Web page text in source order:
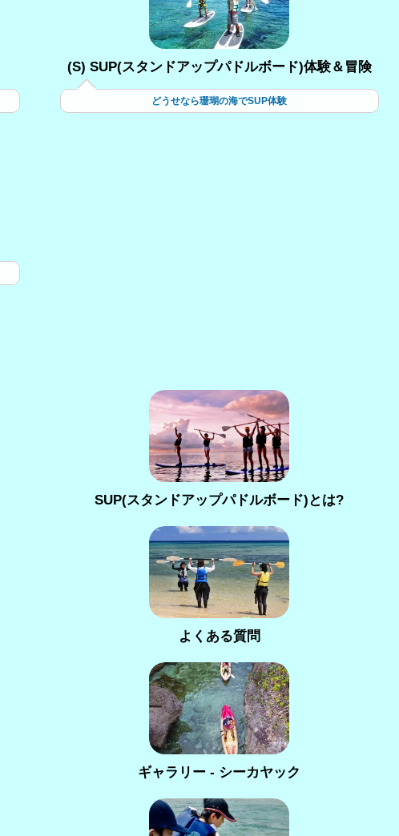
(S) SUP(スタンドアップパドルボード)体験＆冒険
どうせなら珊瑚の海でSUP体験
SUP(スタンドアップパドルボード)とは?
よくある質問
ギャラリー - シーカヤック